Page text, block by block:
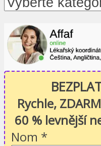
Rychle,
60 % levnější
Nom *